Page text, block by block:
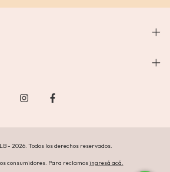
- 2026. Todos los derechos reservados.
consumidores. Para reclamosingresá acá.